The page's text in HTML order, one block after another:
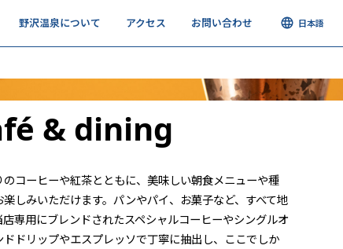
野沢温泉について アクセス お問い合わせ 日本語
& dining
コーヒーや紅茶とともに、美味しい朝食メニューや種
しみいただけます。パンやパイ、お菓子など、すべて地
専用にブレンドされたスペシャルコーヒーやシングルオ
ドリップやエスプレッソで丁寧に抽出し、ここでしか